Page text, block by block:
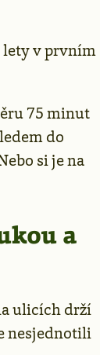
lety v prvním
75 minut
do
si je na
a
ulicích drží
nesjednotili